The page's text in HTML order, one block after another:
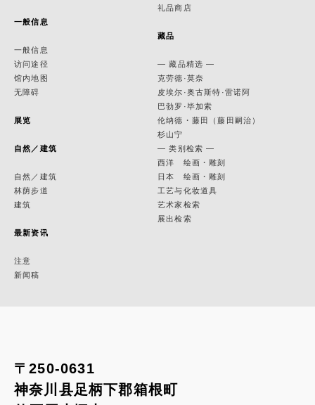
一般信息
一般信息
访问途径
馆内地图
无障碍
展览
自然／建筑
自然／建筑
林荫步道
建筑
最新资讯
注意
新闻稿
礼品商店
藏品
— 藏品精选 —
克劳德·莫奈
皮埃尔·奥古斯特·雷诺阿
巴勃罗·毕加索
伦纳德・藤田（藤田嗣治）
杉山宁
— 类别检索 —
西洋 绘画・雕刻
日本 绘画・雕刻
工艺与化妆道具
艺术家检索
展出检索
〒250-0631
神奈川县足柄下郡箱根町